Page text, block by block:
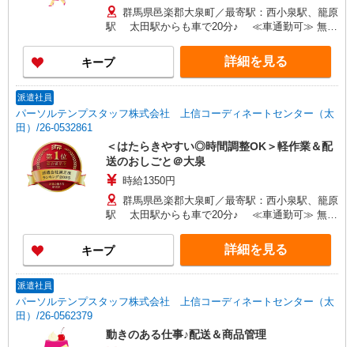
群馬県邑楽郡大泉町／最寄駅：西小泉駅、籠原
駅 太田駅からも車で20分♪ ≪車通勤可≫ 無料
キープ 詳細を見る
派遣社員
パーソルテンプスタッフ株式会社 上信コーディネートセンター（太
田）/26-0532861
＜はたらきやすい◎時間調整OK＞軽作業＆配
送のおしごと＠大泉
時給1350円
群馬県邑楽郡大泉町／最寄駅：西小泉駅、籠原
駅 太田駅からも車で20分♪ ≪車通勤可≫ 無料
キープ 詳細を見る
派遣社員
パーソルテンプスタッフ株式会社 上信コーディネートセンター（太
田）/26-0562379
動きのある仕事♪配送＆商品管理